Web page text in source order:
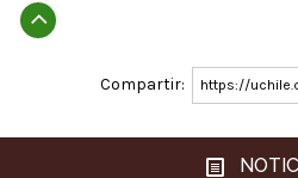
Subir
Compartir: https://